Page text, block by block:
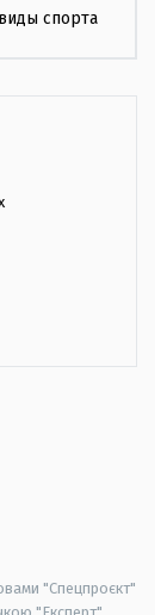
спорта
"Спецпроєкт"